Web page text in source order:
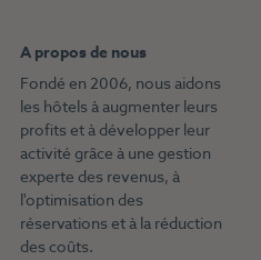
A propos de nous
Fondé en 2006, nous aidons
les hôtels à augmenter leurs
profits et à développer leur
activité grâce à une gestion
experte des revenus, à
l'optimisation des
réservations et à la réduction
des coûts.